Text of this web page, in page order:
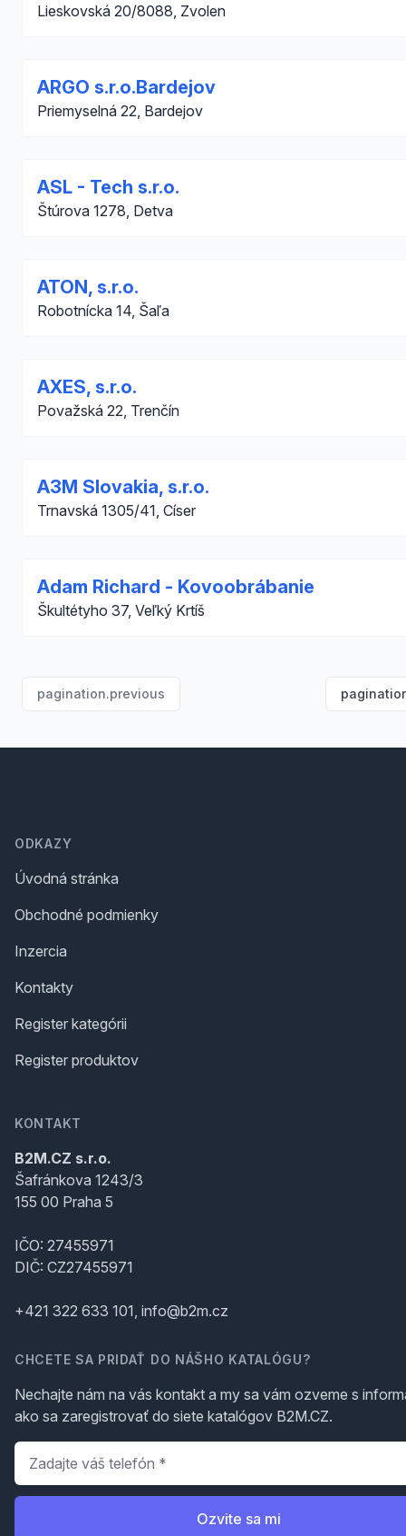
Lieskovská 20/8088, Zvolen
ARGO s.r.o.Bardejov
Priemyselná 22, Bardejov
ASL - Tech s.r.o.
Štúrova 1278, Detva
ATON, s.r.o.
Robotnícka 14, Šaľa
AXES, s.r.o.
Považská 22, Trenčín
A3M Slovakia, s.r.o.
Trnavská 1305/41, Císer
Adam Richard - Kovoobrábanie
Škultétyho 37, Veľký Krtíš
pagination.previous
ODKAZY
Úvodná stránka
Obchodné podmienky
Inzercia
Kontakty
Register kategórii
Register produktov
KONTAKT
B2M.CZ s.r.o.
Šafránkova 1243/3
155 00 Praha 5
IČO: 27455971
DIČ: CZ27455971
+421 322 633 101, info@b2m.cz
CHCETE SA PRIDAŤ DO NÁŠHO KATALÓGU?
Nechajte nám na vás kontakt a my sa vám ozveme s
ako sa zaregistrovať do siete katalógov B2M.CZ.
Telefón
Ozvite sa mi